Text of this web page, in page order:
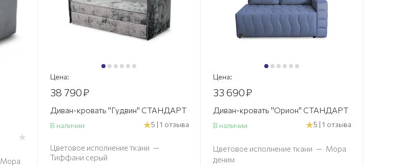
Мора
Цена:
38 790₽
Диван-кровать "Гудвин" СТАНДАРТ
В наличии 5 | 1 отзыва
Цветовое исполнение ткани —
Тиффани серый
Цена:
33 690₽
Диван-кровать "Орион" СТАНДАРТ
В наличии 5 | 1 отзыва
Цветовое исполнение ткани — Мора
деним